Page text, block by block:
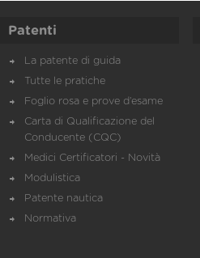
Patenti
La patente di guida
Tutte le pratiche
Foglio rosa e prove d’esame
Carta di Qualificazione del
Conducente (CQC)
Medici Certificatori - Novità
Modulistica
Patente nautica
Normativa